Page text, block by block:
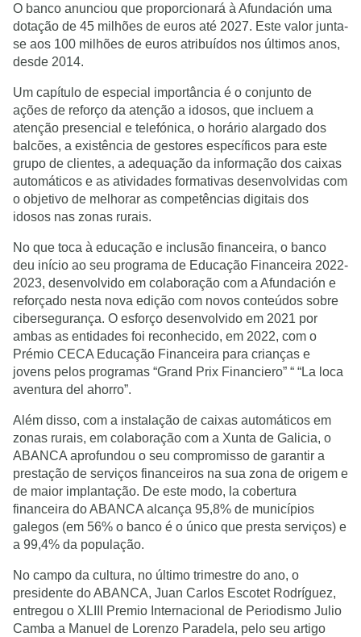
O banco anunciou que proporcionará à Afundación uma
dotação de 45 milhões de euros até 2027. Este valor junta-
se aos 100 milhões de euros atribuídos nos últimos anos,
desde 2014.
Um capítulo de especial importância é o conjunto de
ações de reforço da atenção a idosos, que incluem a
atenção presencial e telefónica, o horário alargado dos
balcões, a existência de gestores específicos para este
grupo de clientes, a adequação da informação dos caixas
automáticos e as atividades formativas desenvolvidas com
o objetivo de melhorar as competências digitais dos
idosos nas zonas rurais.
No que toca à educação e inclusão financeira, o banco
deu início ao seu programa de Educação Financeira 2022-
2023, desenvolvido em colaboração com a Afundación e
reforçado nesta nova edição com novos conteúdos sobre
cibersegurança. O esforço desenvolvido em 2021 por
ambas as entidades foi reconhecido, em 2022, com o
Prémio CECA Educação Financeira para crianças e
jovens pelos programas “Grand Prix Financiero” “ “La loca
aventura del ahorro”.
Além disso, com a instalação de caixas automáticos em
zonas rurais, em colaboração com a Xunta de Galicia, o
ABANCA aprofundou o seu compromisso de garantir a
prestação de serviços financeiros na sua zona de origem e
de maior implantação. De este modo, la cobertura
financeira do ABANCA alcança 95,8% de municípios
galegos (em 56% o banco é o único que presta serviços) e
a 99,4% da população.
No campo da cultura, no último trimestre do ano, o
presidente do ABANCA, Juan Carlos Escotet Rodríguez,
entregou o XLIII Premio Internacional de Periodismo Julio
Camba a Manuel de Lorenzo Paradela, pelo seu artigo